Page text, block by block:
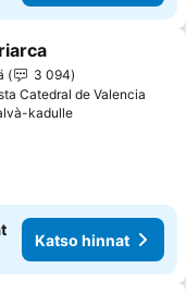
3 094
Catedral de Valencia
kadulleKatso hinnat
Katso hinnat